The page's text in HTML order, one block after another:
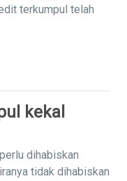
terkumpul telah
kekal
dihabiskan
tidak dihabiskan